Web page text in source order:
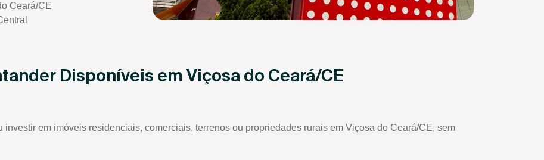
Ceará/CE
Disponíveis em Viçosa do Ceará/CE
investir em imóveis residenciais, comerciais, terrenos ou propriedades rurais em Viçosa do Ceará/CE, sem